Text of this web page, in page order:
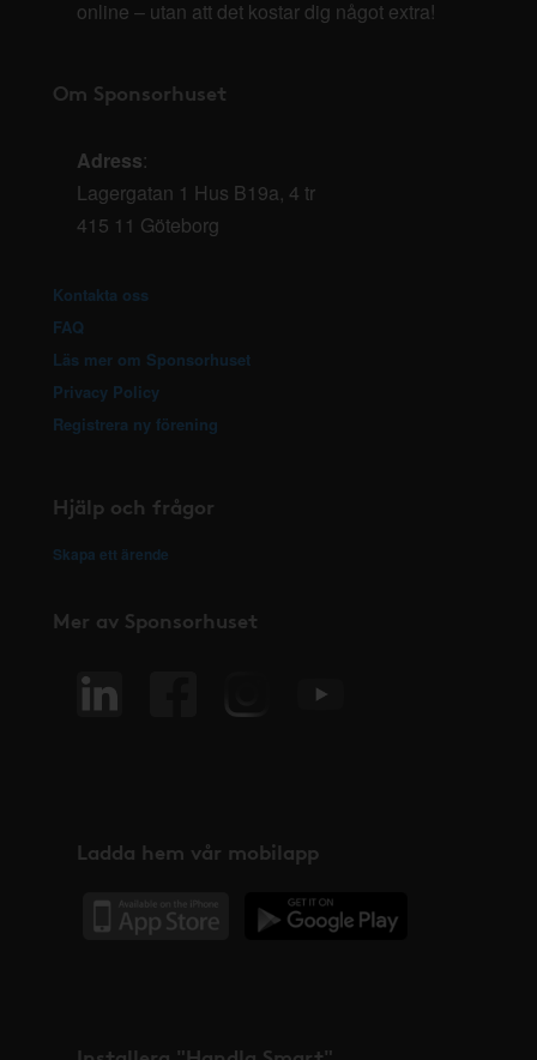
online – utan att det kostar dig något extra!
Om Sponsorhuset
Adress:
Lagergatan 1 Hus B19a, 4 tr
415 11 Göteborg
Kontakta oss
FAQ
Läs mer om Sponsorhuset
Privacy Policy
Registrera ny förening
Hjälp och frågor
Skapa ett ärende
Mer av Sponsorhuset
Ladda hem vår mobilapp